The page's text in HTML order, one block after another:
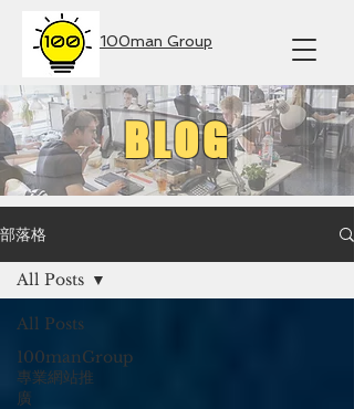
100man Group
BLOG
部落格
All Posts
100manGroup
專業網站推
廣
All Posts